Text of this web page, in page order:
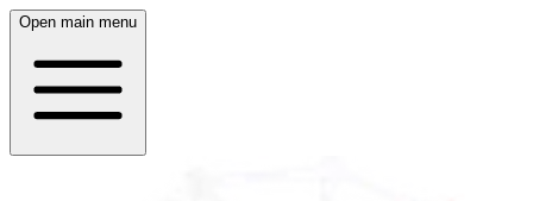
Open main menu